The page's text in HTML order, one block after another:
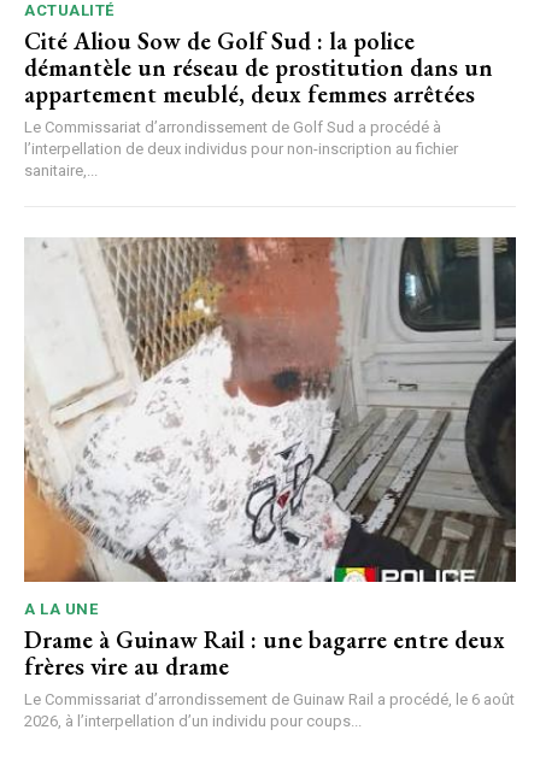
ACTUALITÉ
Cité Aliou Sow de Golf Sud : la police
démantèle un réseau de prostitution dans un
appartement meublé, deux femmes arrêtées
Le Commissariat d’arrondissement de Golf Sud a procédé à
l’interpellation de deux individus pour non-inscription au fichier
sanitaire,...
A LA UNE
Drame à Guinaw Rail : une bagarre entre deux
frères vire au drame
Le Commissariat d’arrondissement de Guinaw Rail a procédé, le 6 août
2026, à l’interpellation d’un individu pour coups...